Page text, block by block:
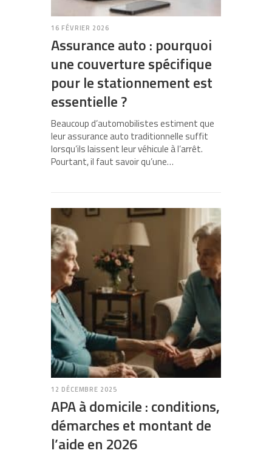
16 FÉVRIER 2026
Assurance auto : pourquoi
une couverture spécifique
pour le stationnement est
essentielle ?
Beaucoup d’automobilistes estiment que
leur assurance auto traditionnelle suffit
lorsqu’ils laissent leur véhicule à l’arrêt.
Pourtant, il faut savoir qu’une…
12 DÉCEMBRE 2025
APA à domicile : conditions,
démarches et montant de
l’aide en 2026